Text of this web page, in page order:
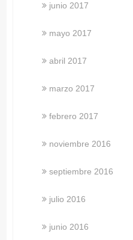
junio 2017
mayo 2017
abril 2017
marzo 2017
febrero 2017
noviembre 2016
septiembre 2016
julio 2016
junio 2016